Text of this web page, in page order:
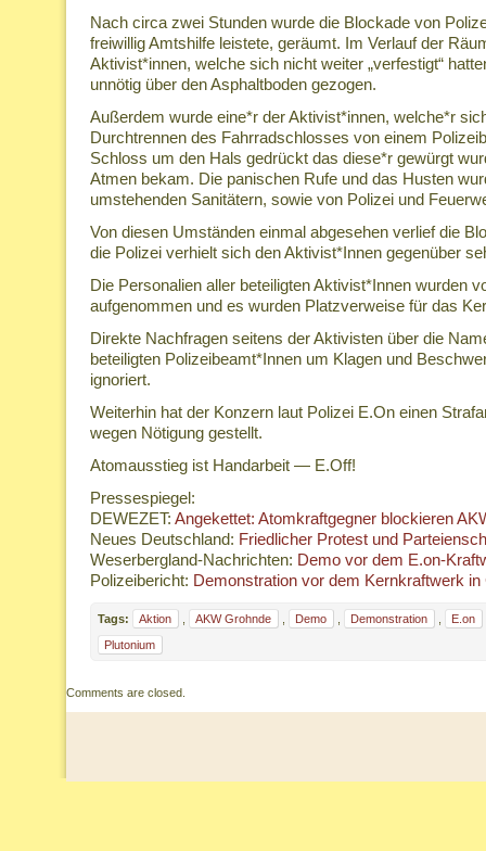
Nach circa zwei Stunden wurde die Blockade von
freiwillig Amtshilfe leistete, geräumt. Im Verlauf der
Aktivist*innen, welche sich nicht weiter „verfestigt“
unnötig über den Asphaltboden gezogen.
Außerdem wurde eine*r der Aktivist*innen, welche*r
Durchtrennen des Fahrradschlosses von einem
Schloss um den Hals gedrückt das diese*r gewürgt
Atmen bekam. Die panischen Rufe und das Husten
umstehenden Sanitätern, sowie von Polizei und
Von diesen Umständen einmal abgesehen verlief die
die Polizei verhielt sich den Aktivist*Innen gegenüber
Die Personalien aller beteiligten Aktivist*Innen wurden
aufgenommen und es wurden Platzverweise für das
Direkte Nachfragen seitens der Aktivisten über die
beteiligten Polizeibeamt*Innen um Klagen und
ignoriert.
Weiterhin hat der Konzern laut Polizei E.On einen
wegen Nötigung gestellt.
Atomausstieg ist Handarbeit — E.Off!
Pressespiegel:
DEWEZET: Angekettet: Atomkraftgegner blockieren
Neues Deutschland: Friedlicher Protest und
Weserbergland-Nachrichten: Demo vor dem E.on-
Polizeibericht: Demonstration vor dem Kernkraftwerk in
Tags: Aktion AKW Grohnde Demo Demonstration E.on
Plutonium
Comments are closed.